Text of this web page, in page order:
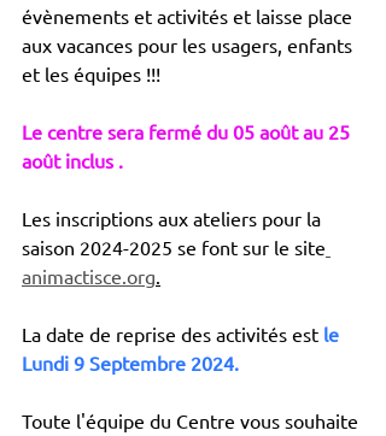
évènements et activités et laisse place
aux vacances pour les usagers, enfants
et les équipes !!!
Le centre sera fermé du 05 août au 25
août inclus .
Les inscriptions aux ateliers pour la
saison 2024-2025 se font sur le site
animactisce.org.
La date de reprise des activités est le
Lundi 9 Septembre 2024.
Toute l'équipe du Centre vous souhaite